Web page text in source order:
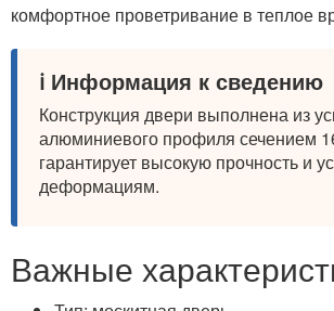
комфортное проветривание в теплое
ℹ️ Информация к сведению
Конструкция двери выполнена из
алюминиевого профиля сечением
гарантирует высокую прочность и
деформациям.
Важные